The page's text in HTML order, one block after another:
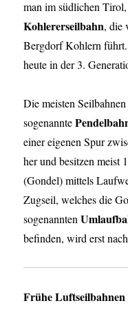
man im südlichen
Kohlererseilbahn, die
Bergdorf Kohlern
heute in der 3.
Die meisten
sogenannte
einer eigenen Spur
her und besitzen meist
(Gondel) mittels
Zugseil, welches die
sogenannten
befinden, wird erst
Frühe